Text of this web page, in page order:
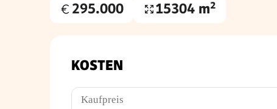
Kaufpreis
295.000
Grundfläche
15304 m²
KOSTEN
Kaufpreis